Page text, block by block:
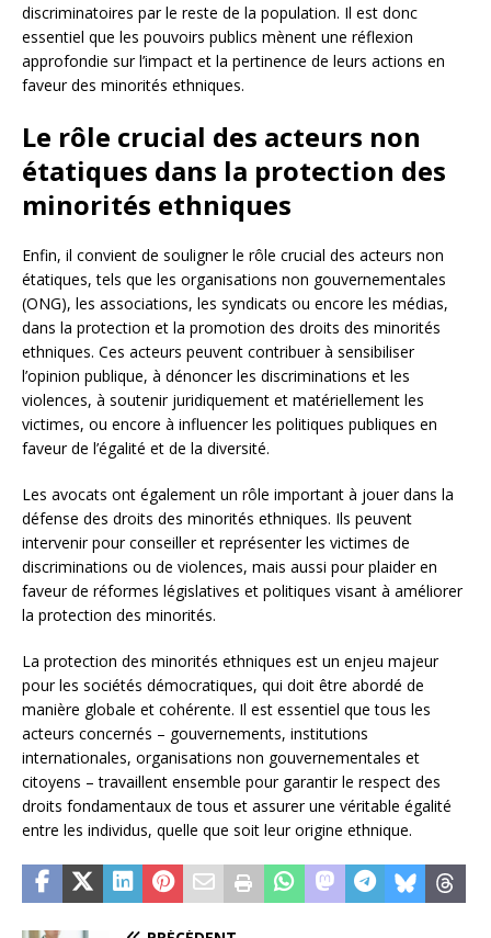
discriminatoires par le reste de la population. Il est donc
essentiel que les pouvoirs publics mènent une réflexion
approfondie sur l’impact et la pertinence de leurs actions en
faveur des minorités ethniques.
Le rôle crucial des acteurs non
étatiques dans la protection des
minorités ethniques
Enfin, il convient de souligner le rôle crucial des acteurs non
étatiques, tels que les organisations non gouvernementales
(ONG), les associations, les syndicats ou encore les médias,
dans la protection et la promotion des droits des minorités
ethniques. Ces acteurs peuvent contribuer à sensibiliser
l’opinion publique, à dénoncer les discriminations et les
violences, à soutenir juridiquement et matériellement les
victimes, ou encore à influencer les politiques publiques en
faveur de l’égalité et de la diversité.
Les avocats ont également un rôle important à jouer dans la
défense des droits des minorités ethniques. Ils peuvent
intervenir pour conseiller et représenter les victimes de
discriminations ou de violences, mais aussi pour plaider en
faveur de réformes législatives et politiques visant à améliorer
la protection des minorités.
La protection des minorités ethniques est un enjeu majeur
pour les sociétés démocratiques, qui doit être abordé de
manière globale et cohérente. Il est essentiel que tous les
acteurs concernés – gouvernements, institutions
internationales, organisations non gouvernementales et
citoyens – travaillent ensemble pour garantir le respect des
droits fondamentaux de tous et assurer une véritable égalité
entre les individus, quelle que soit leur origine ethnique.